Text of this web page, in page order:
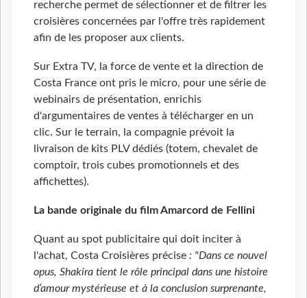
recherche permet de sélectionner et de filtrer les
croisières concernées par l'offre très rapidement
afin de les proposer aux clients.
Sur Extra TV, la force de vente et la direction de
Costa France ont pris le micro, pour une série de
webinairs de présentation, enrichis
d'argumentaires de ventes à télécharger en un
clic. Sur le terrain, la compagnie prévoit la
livraison de kits PLV dédiés (totem, chevalet de
comptoir, trois cubes promotionnels et des
affichettes).
La bande originale du film Amarcord de Fellini
Quant au spot publicitaire qui doit inciter à
l'achat, Costa Croisières précise : "Dans ce nouvel
opus, Shakira tient le rôle principal dans une histoire
d’amour mystérieuse et à la conclusion surprenante,